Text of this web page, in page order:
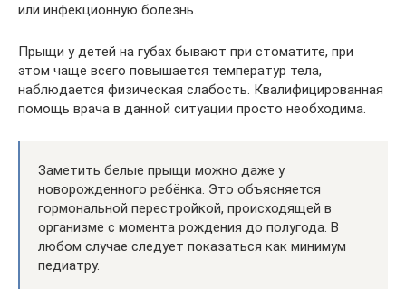
или инфекционную болезнь.
Прыщи у детей на губах бывают при стоматите, при
этом чаще всего повышается температур тела,
наблюдается физическая слабость. Квалифицированная
помощь врача в данной ситуации просто необходима.
Заметить белые прыщи можно даже у
новорожденного ребёнка. Это объясняется
гормональной перестройкой, происходящей в
организме с момента рождения до полугода. В
любом случае следует показаться как минимум
педиатру.